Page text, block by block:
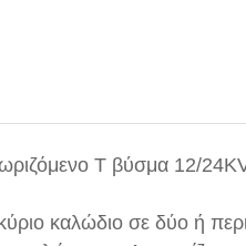
Τ βύσμα 12/
καλώδιο σε δύο ή